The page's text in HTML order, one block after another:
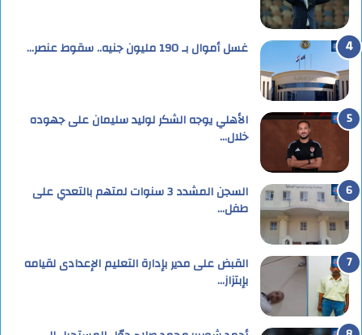
غسل أموال بـ 190 مليون جنيه.. سقوط عنصر…
الأهلي يوجه الشكر لوليد سليمان على جهوده
خلال…
السجن المشدد 3 سنوات لمتهم بالتعدي على
طفل…
القبض على مدير بإدارة التعليم الإعدادى لقيامه
بإبتزاز…